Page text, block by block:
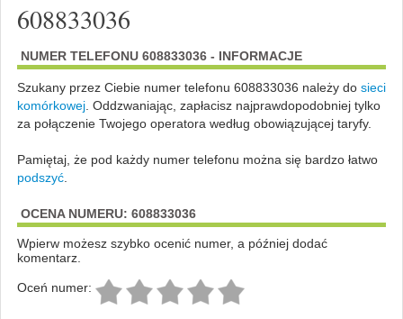
608833036
NUMER TELEFONU 608833036 - INFORMACJE
Szukany przez Ciebie numer telefonu 608833036 należy do sieci
komórkowej. Oddzwaniając, zapłacisz najprawdopodobniej tylko
za połączenie Twojego operatora według obowiązującej taryfy.
Pamiętaj, że pod każdy numer telefonu można się bardzo łatwo
podszyć.
OCENA NUMERU: 608833036
Wpierw możesz szybko ocenić numer, a później dodać
komentarz.
Oceń numer: